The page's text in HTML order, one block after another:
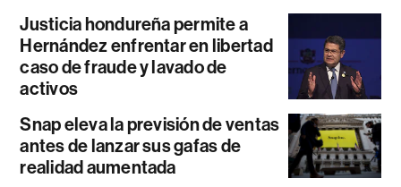
Justicia hondureña permite a
Hernández enfrentar en libertad
caso de fraude y lavado de
activos
Snap eleva la previsión de ventas
antes de lanzar sus gafas de
realidad aumentada